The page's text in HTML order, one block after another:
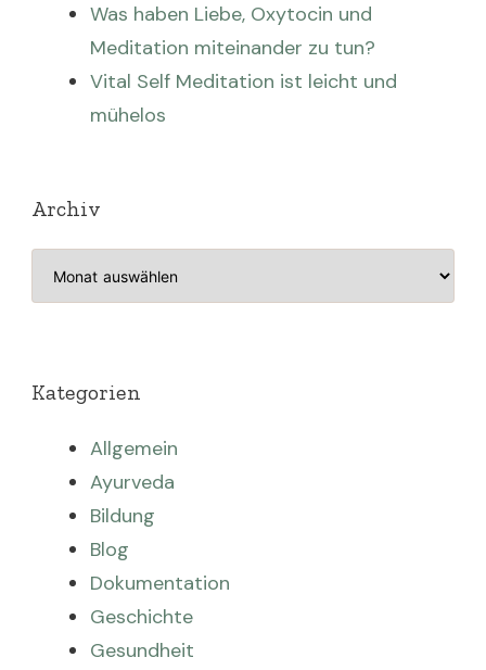
Was haben Liebe, Oxytocin und
Meditation miteinander zu tun?
Vital Self Meditation ist leicht und
mühelos
Archiv
Archiv
Kategorien
Allgemein
Ayurveda
Bildung
Blog
Dokumentation
Geschichte
Gesundheit